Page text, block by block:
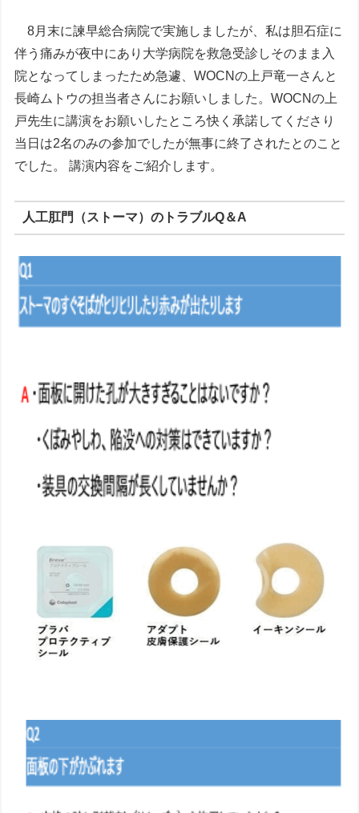
8月末に諫早総合病院で実施しましたが、私は胆石症に
伴う痛みが夜中にあり大学病院を救急受診しそのまま入
院となってしまったため急遽、WOCNの上戸竜一さんと
長崎ムトウの担当者さんにお願いしました。WOCNの上
戸先生に講演をお願いしたところ快く承諾してくださり
当日は2名のみの参加でしたが無事に終了されたとのこと
でした。 講演内容をご紹介します。
人工肛門（ストーマ）のトラブルQ＆A